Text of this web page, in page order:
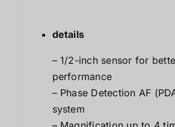
details
– 1/2-inch sensor for
performance
– Phase Detection AF
system